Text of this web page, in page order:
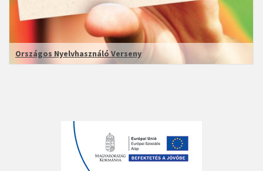
Országos Nyelvhasználó Verseny